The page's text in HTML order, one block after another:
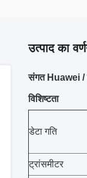
उत्पाद का
संगत Huawei /
विशिष्टता
डेटा गति
ट्रांसमीटर